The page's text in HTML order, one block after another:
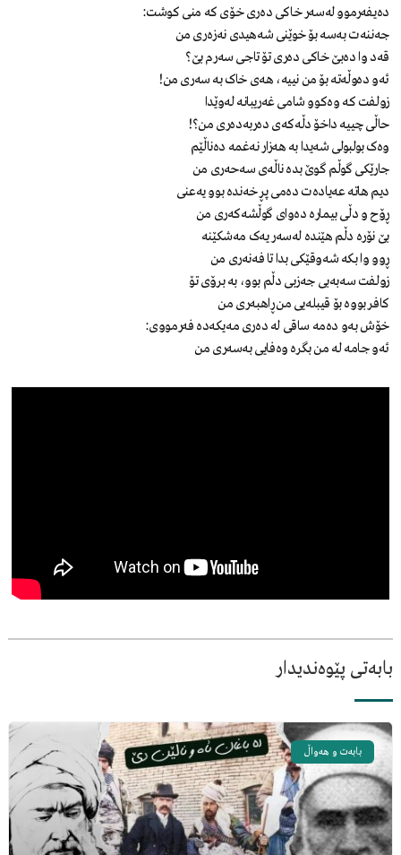
دەیفەرموو لەسەر خاکی دەری خۆی کە منی کوشت:
جەننەت بەسە بۆ خوێنی شەهیدی نەزەری من
قەد وا دەبێ خاکی دەری تۆ تاجی سەرم بێ؟
ئەو دەوڵەتە بۆ من نییە، هەی خاک بە سەری من!
زولفت کە وەکوو شامی غەریبانە لەوێدا
حاڵی چییە داخۆ دڵەکەی دەربەدەری من؟!
وەک بولبولی شەیدا بە هەزار نەغمە دەناڵێم
جارێکی گوڵم گوێ بدە ناڵەی سەحەری من
دیم هاتە عەیادەت دەمی پڕ خەندە بوو یەعنی
ڕۆح و دڵی بیمارە دەوای گوڵشەکەری من
بێ نۆرە دڵم هێندە لەسەر یەک مەشکێنە
ڕوو وا بکە شەوقێکی بدا تا فەنەری من
زولفت سەبەبی جەزبی دڵم بوو، بە برۆی تۆ
کافر بووە بۆ قیبلەیی من ڕاهبەری من
خۆش بەو دەمە ساقی لە دەری مەیکەدە فەرمووی:
ئەو جامە لە من بگرە وەفایی بەسەری من
بابەتی پێوەندیدار
بابەت و هەواڵ